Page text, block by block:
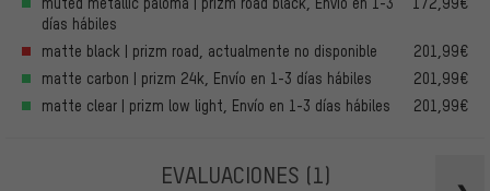
días hábiles
matte black | prizm road, actualmente no disponible
201,99€
matte carbon | prizm 24k, Envío en 1-3 días hábiles
201,99€
matte clear | prizm low light, Envío en 1-3 días hábiles
201,99€
EVALUACIONES (1)